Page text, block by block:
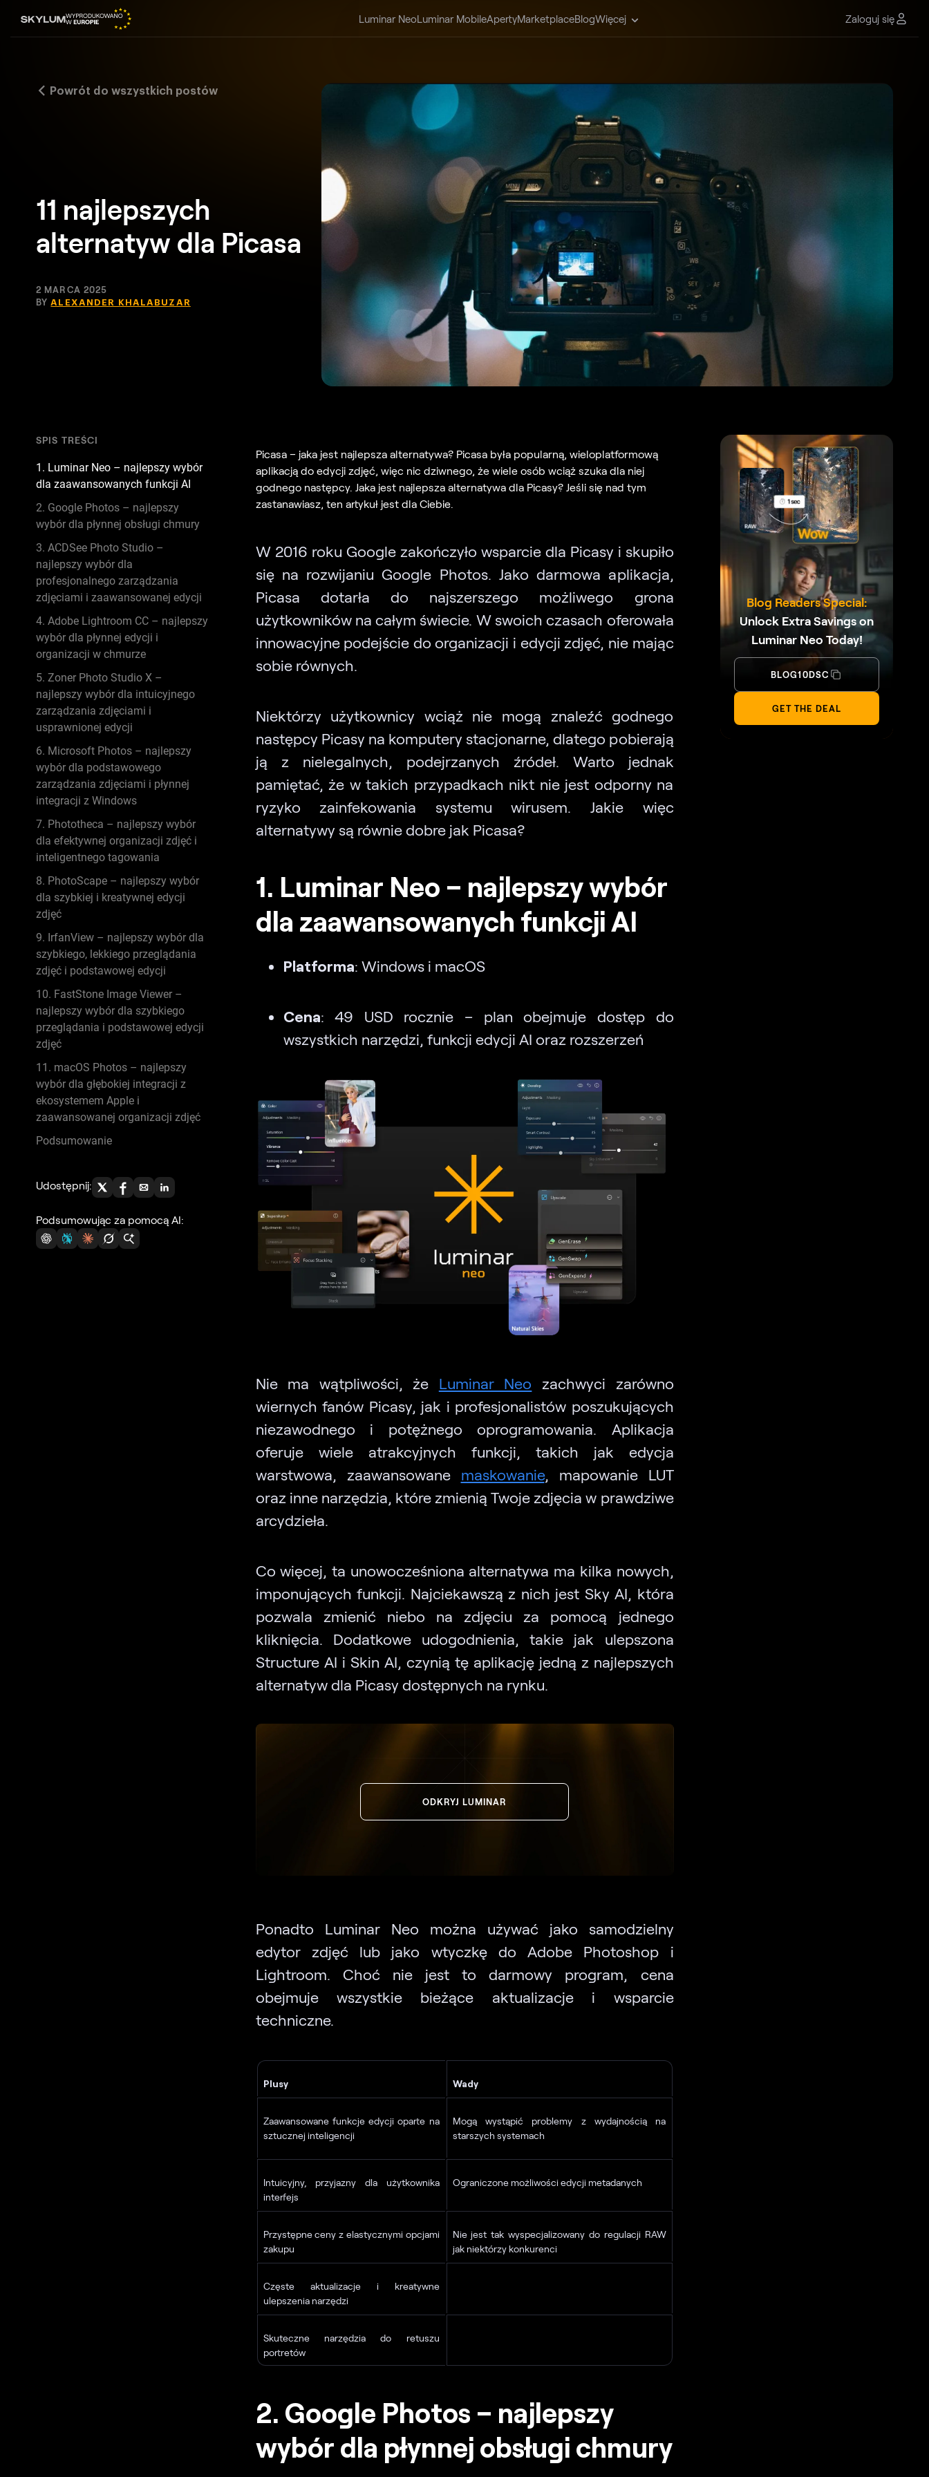
Luminar NeoLuminar MobileApertyMarketplaceBlogWięcej Zaloguj się
Powrót do wszystkich postów
11 najlepszych
alternatyw dla Picasa
2 MARCA 2025
BYALEXANDER KHALABUZAR
SPIS TREŚCI
1. Luminar Neo – najlepszy wybór
dla zaawansowanych funkcji AI
2. Google Photos – najlepszy
wybór dla płynnej obsługi chmury
3. ACDSee Photo Studio –
najlepszy wybór dla
profesjonalnego zarządzania
zdjęciami i zaawansowanej edycji
4. Adobe Lightroom CC – najlepszy
wybór dla płynnej edycji i
organizacji w chmurze
5. Zoner Photo Studio X –
najlepszy wybór dla intuicyjnego
zarządzania zdjęciami i
usprawnionej edycji
6. Microsoft Photos – najlepszy
wybór dla podstawowego
zarządzania zdjęciami i płynnej
integracji z Windows
7. Phototheca – najlepszy wybór
dla efektywnej organizacji zdjęć i
inteligentnego tagowania
8. PhotoScape – najlepszy wybór
dla szybkiej i kreatywnej edycji
zdjęć
9. IrfanView – najlepszy wybór dla
szybkiego, lekkiego przeglądania
zdjęć i podstawowej edycji
10. FastStone Image Viewer –
najlepszy wybór dla szybkiego
przeglądania i podstawowej edycji
zdjęć
11. macOS Photos – najlepszy
wybór dla głębokiej integracji z
ekosystemem Apple i
zaawansowanej organizacji zdjęć
Podsumowanie
Udostępnij:
Podsumowując za pomocą AI:
Picasa – jaka jest najlepsza alternatywa? Picasa była popularną, wieloplatformową
aplikacją do edycji zdjęć, więc nic dziwnego, że wiele osób wciąż szuka dla niej
godnego następcy. Jaka jest najlepsza alternatywa dla Picasy? Jeśli się nad tym
zastanawiasz, ten artykuł jest dla Ciebie.
W 2016 roku Google zakończyło wsparcie dla Picasy i skupiło
się na rozwijaniu Google Photos. Jako darmowa aplikacja,
Picasa dotarła do najszerszego możliwego grona
użytkowników na całym świecie. W swoich czasach oferowała
innowacyjne podejście do organizacji i edycji zdjęć, nie mając
sobie równych.
Niektórzy użytkownicy wciąż nie mogą znaleźć godnego
następcy Picasy na komputery stacjonarne, dlatego pobierają
ją z nielegalnych, podejrzanych źródeł. Warto jednak
pamiętać, że w takich przypadkach nikt nie jest odporny na
ryzyko zainfekowania systemu wirusem. Jakie więc
alternatywy są równie dobre jak Picasa?
1. Luminar Neo – najlepszy wybór
dla zaawansowanych funkcji AI
Platforma: Windows i macOS
Cena: 49 USD rocznie – plan obejmuje dostęp do
wszystkich narzędzi, funkcji edycji AI oraz rozszerzeń
Nie ma wątpliwości, że Luminar Neo zachwyci zarówno
wiernych fanów Picasy, jak i profesjonalistów poszukujących
niezawodnego i potężnego oprogramowania. Aplikacja
oferuje wiele atrakcyjnych funkcji, takich jak edycja
warstwowa, zaawansowane maskowanie, mapowanie LUT
oraz inne narzędzia, które zmienią Twoje zdjęcia w prawdziwe
arcydzieła.
Co więcej, ta unowocześniona alternatywa ma kilka nowych,
imponujących funkcji. Najciekawszą z nich jest Sky AI, która
pozwala zmienić niebo na zdjęciu za pomocą jednego
kliknięcia. Dodatkowe udogodnienia, takie jak ulepszona
Structure AI i Skin AI, czynią tę aplikację jedną z najlepszych
alternatyw dla Picasy dostępnych na rynku.
ODKRYJ LUMINAR
Ponadto Luminar Neo można używać jako samodzielny
edytor zdjęć lub jako wtyczkę do Adobe Photoshop i
Lightroom. Choć nie jest to darmowy program, cena
obejmuje wszystkie bieżące aktualizacje i wsparcie
techniczne.
Plusy Wady
Zaawansowane funkcje edycji oparte na
sztucznej inteligencji
Mogą wystąpić problemy z wydajnością na
starszych systemach
Intuicyjny, przyjazny dla użytkownika
interfejs
Ograniczone możliwości edycji metadanych
Przystępne ceny z elastycznymi opcjami
zakupu
Nie jest tak wyspecjalizowany do regulacji RAW
jak niektórzy konkurenci
Częste aktualizacje i kreatywne
ulepszenia narzędzi
Skuteczne narzędzia do retuszu
portretów
2. Google Photos – najlepszy
wybór dla płynnej obsługi chmury
Blog Readers Special:
Unlock Extra Savings on
Luminar Neo Today!
BLOG10DSC
GET THE DEAL